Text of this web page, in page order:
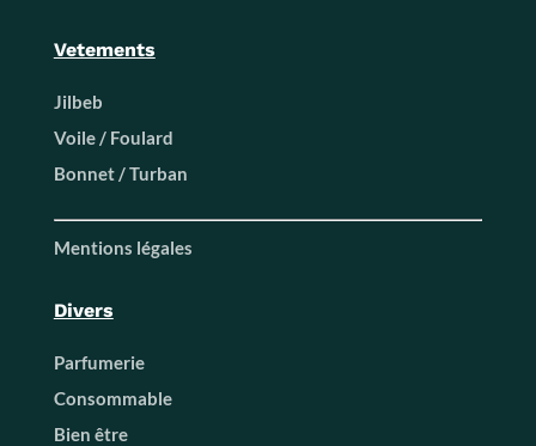
Vetements
Jilbeb
Voile / Foulard
Bonnet / Turban
Mentions légales
Divers
Parfumerie
Consommable
Bien être